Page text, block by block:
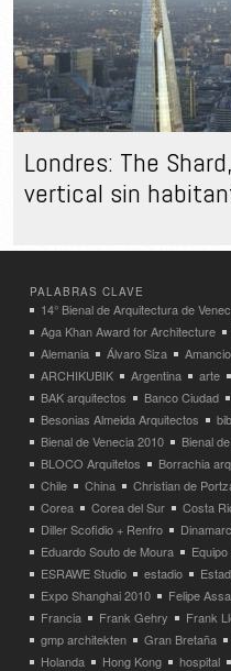
Londres: The
vertical sin
PALABRAS CLAVE
14° Bienal de Arquitectura de
Aga Khan Award for Architecture
Alemania
Álvaro Siza
ARCHIKUBIK
Argentina arte
BAK arquitectos
Banco Ciudad
Besonias Almeida Arquitectos
Bienal de Venecia 2010
Bienal
BLOCO Arquitetos
Borrachia
Chile
China Christian de
Corea
Corea del Sur Costa
Diller Scofidio + Renfro
Eduardo Souto de Moura
ESRAWE Studio
estadio
Expo Shanghai 2010
Felipe
Francia
Frank Gehry Frank
gmp architekten
Gran Bretaña
Holanda
Hong Kong hospital